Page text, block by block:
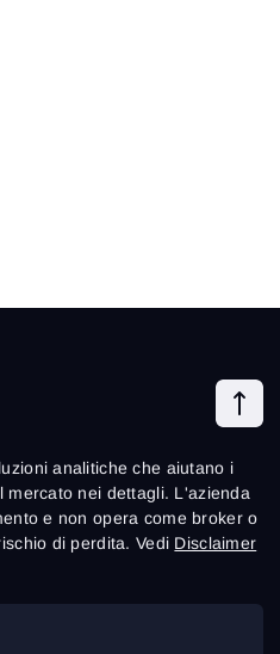
analitiche che aiutano i
nei dettagli. L'azienda
e non opera come broker o
di perdita. Vedi Disclaimer